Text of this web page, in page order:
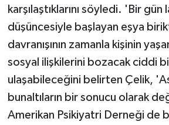
karşılaştıklarını söyledi. 'Bir gün
düşüncesiyle başlayan eşya
davranışının zamanla kişinin
sosyal ilişkilerini bozacak ciddi
ulaşabileceğini belirten Çelik,
bunaltıların bir sonucu olarak
Amerikan Psikiyatri Derneği de